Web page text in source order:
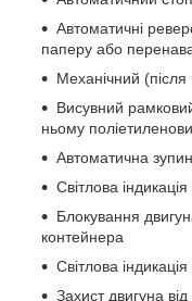
Автоматичні
паперу або
Механічний
Висувний
ньому
Автоматична
Світлова
Блокування
контейнера
Світлова
Захист двигуна